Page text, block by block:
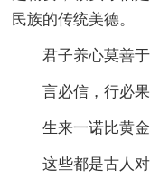
民族的传统美德。
君子养心莫善
言必信，行必
生来一诺比黄
这些都是古人